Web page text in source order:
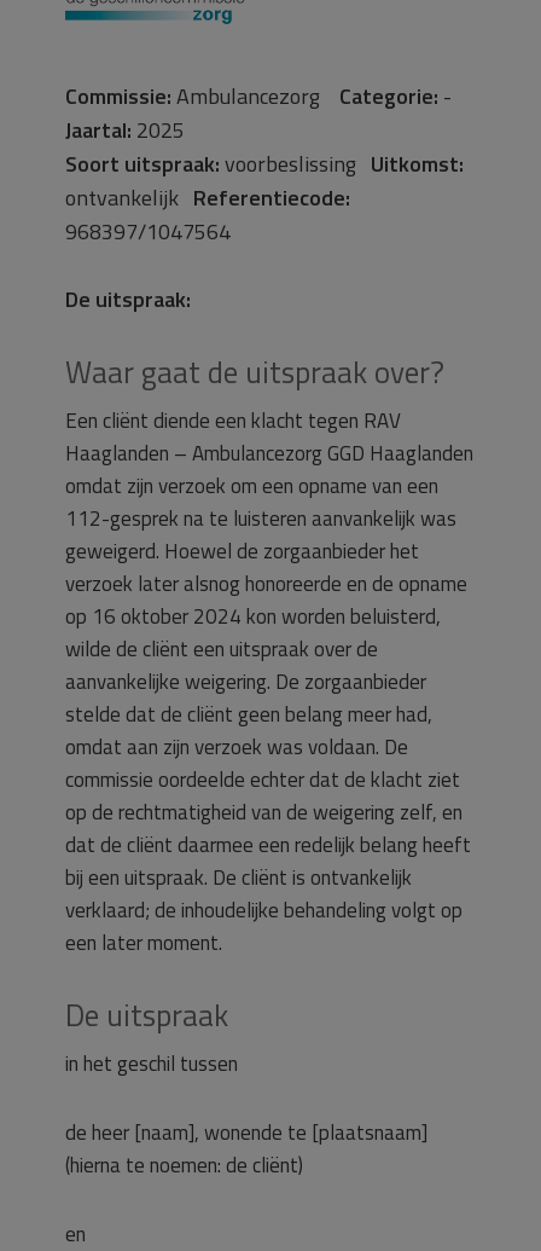
Commissie:Ambulancezorg Categorie: -
Jaartal: 2025
Soort uitspraak:voorbeslissing Uitkomst:
ontvankelijk Referentiecode:
968397/1047564
De uitspraak:
Waar gaat de uitspraak over?
Een cliënt diende een klacht tegen RAV
Haaglanden – Ambulancezorg GGD Haaglanden
omdat zijn verzoek om een opname van een
112-gesprek na te luisteren aanvankelijk was
geweigerd. Hoewel de zorgaanbieder het
verzoek later alsnog honoreerde en de opname
op 16 oktober 2024 kon worden beluisterd,
wilde de cliënt een uitspraak over de
aanvankelijke weigering. De zorgaanbieder
stelde dat de cliënt geen belang meer had,
omdat aan zijn verzoek was voldaan. De
commissie oordeelde echter dat de klacht ziet
op de rechtmatigheid van de weigering zelf, en
dat de cliënt daarmee een redelijk belang heeft
bij een uitspraak. De cliënt is ontvankelijk
verklaard; de inhoudelijke behandeling volgt op
een later moment.
De uitspraak
in het geschil tussen
de heer [naam], wonende te [plaatsnaam]
(hierna te noemen: de cliënt)
en